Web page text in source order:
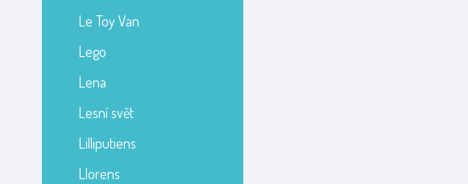
Le Toy Van
Lego
Lena
Lesní svět
Lilliputiens
Llorens